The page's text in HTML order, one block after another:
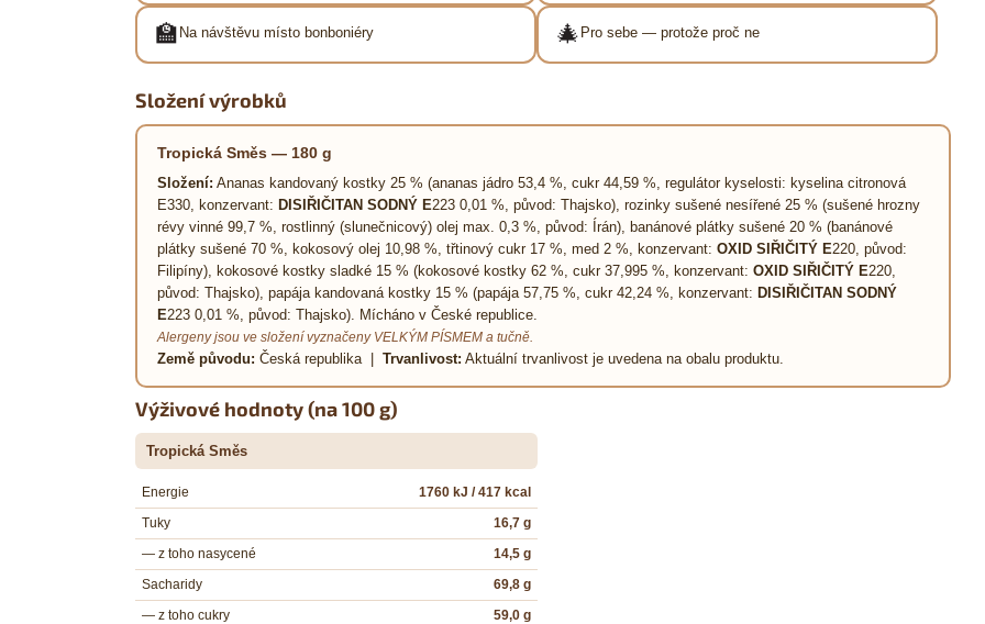
🏫 Na návštěvu místo bonboniéry 🎄 Pro sebe — protože proč ne
Složení výrobků
Tropická Směs — 180 g
Složení: Ananas kandovaný kostky 25 % (ananas jádro 53,4 %, cukr 44,59 %, regulátor kyselosti: kyselina citronová
E330, konzervant: DISIŘIČITAN SODNÝ E223 0,01 %, původ: Thajsko), rozinky sušené nesířené 25 % (sušené hrozny
révy vinné 99,7 %, rostlinný (slunečnicový) olej max. 0,3 %, původ: Írán), banánové plátky sušené 20 % (banánové
plátky sušené 70 %, kokosový olej 10,98 %, třtinový cukr 17 %, med 2 %, konzervant: OXID SIŘIČITÝ E220, původ:
Filipíny), kokosové kostky sladké 15 % (kokosové kostky 62 %, cukr 37,995 %, konzervant: OXID SIŘIČITÝ E220,
původ: Thajsko), papája kandovaná kostky 15 % (papája 57,75 %, cukr 42,24 %, konzervant: DISIŘIČITAN SODNÝ
E223 0,01 %, původ: Thajsko). Mícháno v České republice.
Alergeny jsou ve složení vyznačeny VELKÝM PÍSMEM a tučně.
Země původu: Česká republika | Trvanlivost: Aktuální trvanlivost je uvedena na obalu produktu.
Výživové hodnoty (na 100 g)
Tropická Směs
Energie
1760 kJ / 417 kcal
Tuky
16,7 g
— z toho nasycené
14,5 g
Sacharidy
69,8 g
— z toho cukry
59,0 g